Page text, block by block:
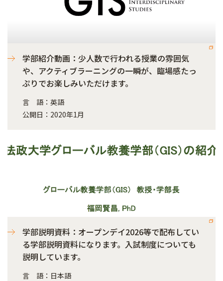
学部紹介動画：少人数で行われる授業の雰囲気
や、アクティブラーニングの一瞬が、臨場感たっ
ぷりでお楽しみいただけます。
言 語：英語
公開日：2020年1月
学部説明資料：オープンデイ2026等で配布してい
る学部説明資料になります。入試制度についても
説明しています。
言 語：日本語